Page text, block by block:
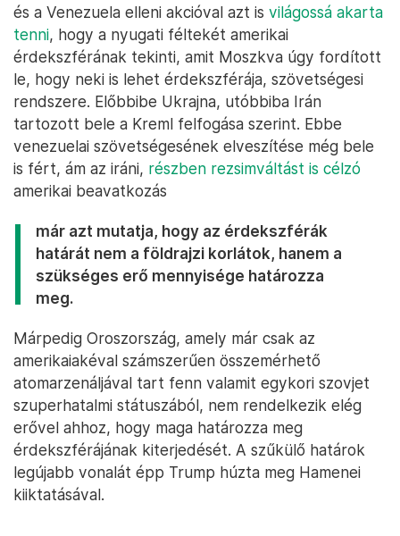
amerikai közreműködéssel a maga javára fordítva
zárhatja le, mert Trump nem tartja fenn Ukrajna
katonai és pénzügyi támogatását. Ez a reménye
csak részben, időlegesen igazolódott. Trump ki nem
mondott üzenete inkább így szólt: Washington nem
tesz meg mindent Ukrajnáért, ha Moszkvának elég
ereje van hozzá, oldja meg a saját háborúját. Azaz,
újra nyíltan vállalható lett az érdekszférák
érvényesítése.
Trump az új amerikai nemzetbiztonsági stratégiával
és a Venezuela elleni akcióval azt isvilágossá akarta
tenni, hogy a nyugati féltekét amerikai
érdekszférának tekinti, amit Moszkva úgy fordított
le, hogy neki is lehet érdekszférája, szövetségesi
rendszere. Előbbibe Ukrajna, utóbbiba Irán
tartozott bele a Kreml felfogása szerint. Ebbe
venezuelai szövetségesének elveszítése még bele
is fért, ám az iráni,részben rezsimváltást is célzó
amerikai beavatkozás
már azt mutatja, hogy az érdekszférák
határát nem a földrajzi korlátok, hanem a